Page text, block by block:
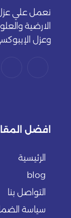
نعمل علي
الارضية
وعزل
افضل
الرئيسية
blog
التواصل بنا
سياسة